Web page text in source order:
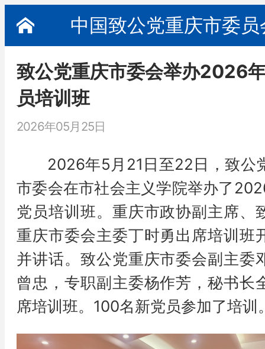
中国致公党重庆市委员
致公党重庆市委会举办2026
员培训班
2026年05月25日
2026年5月21日至22日，致公
市委会在市社会主义学院举办了
党员培训班。重庆市政协副主席、
重庆市委会主委丁时勇出席培训班
并讲话。致公党重庆市委会副主委
曾忠，专职副主委杨作芳，秘书长
席培训班。100名新党员参加了培训